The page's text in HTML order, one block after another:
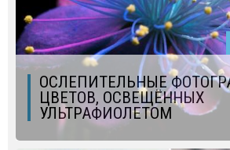
ОСЛЕПИТЕЛЬНЫЕ
ЦВЕТОВ, ОСВЕЩЁННЫХ
УЛЬТРАФИОЛЕТОМ